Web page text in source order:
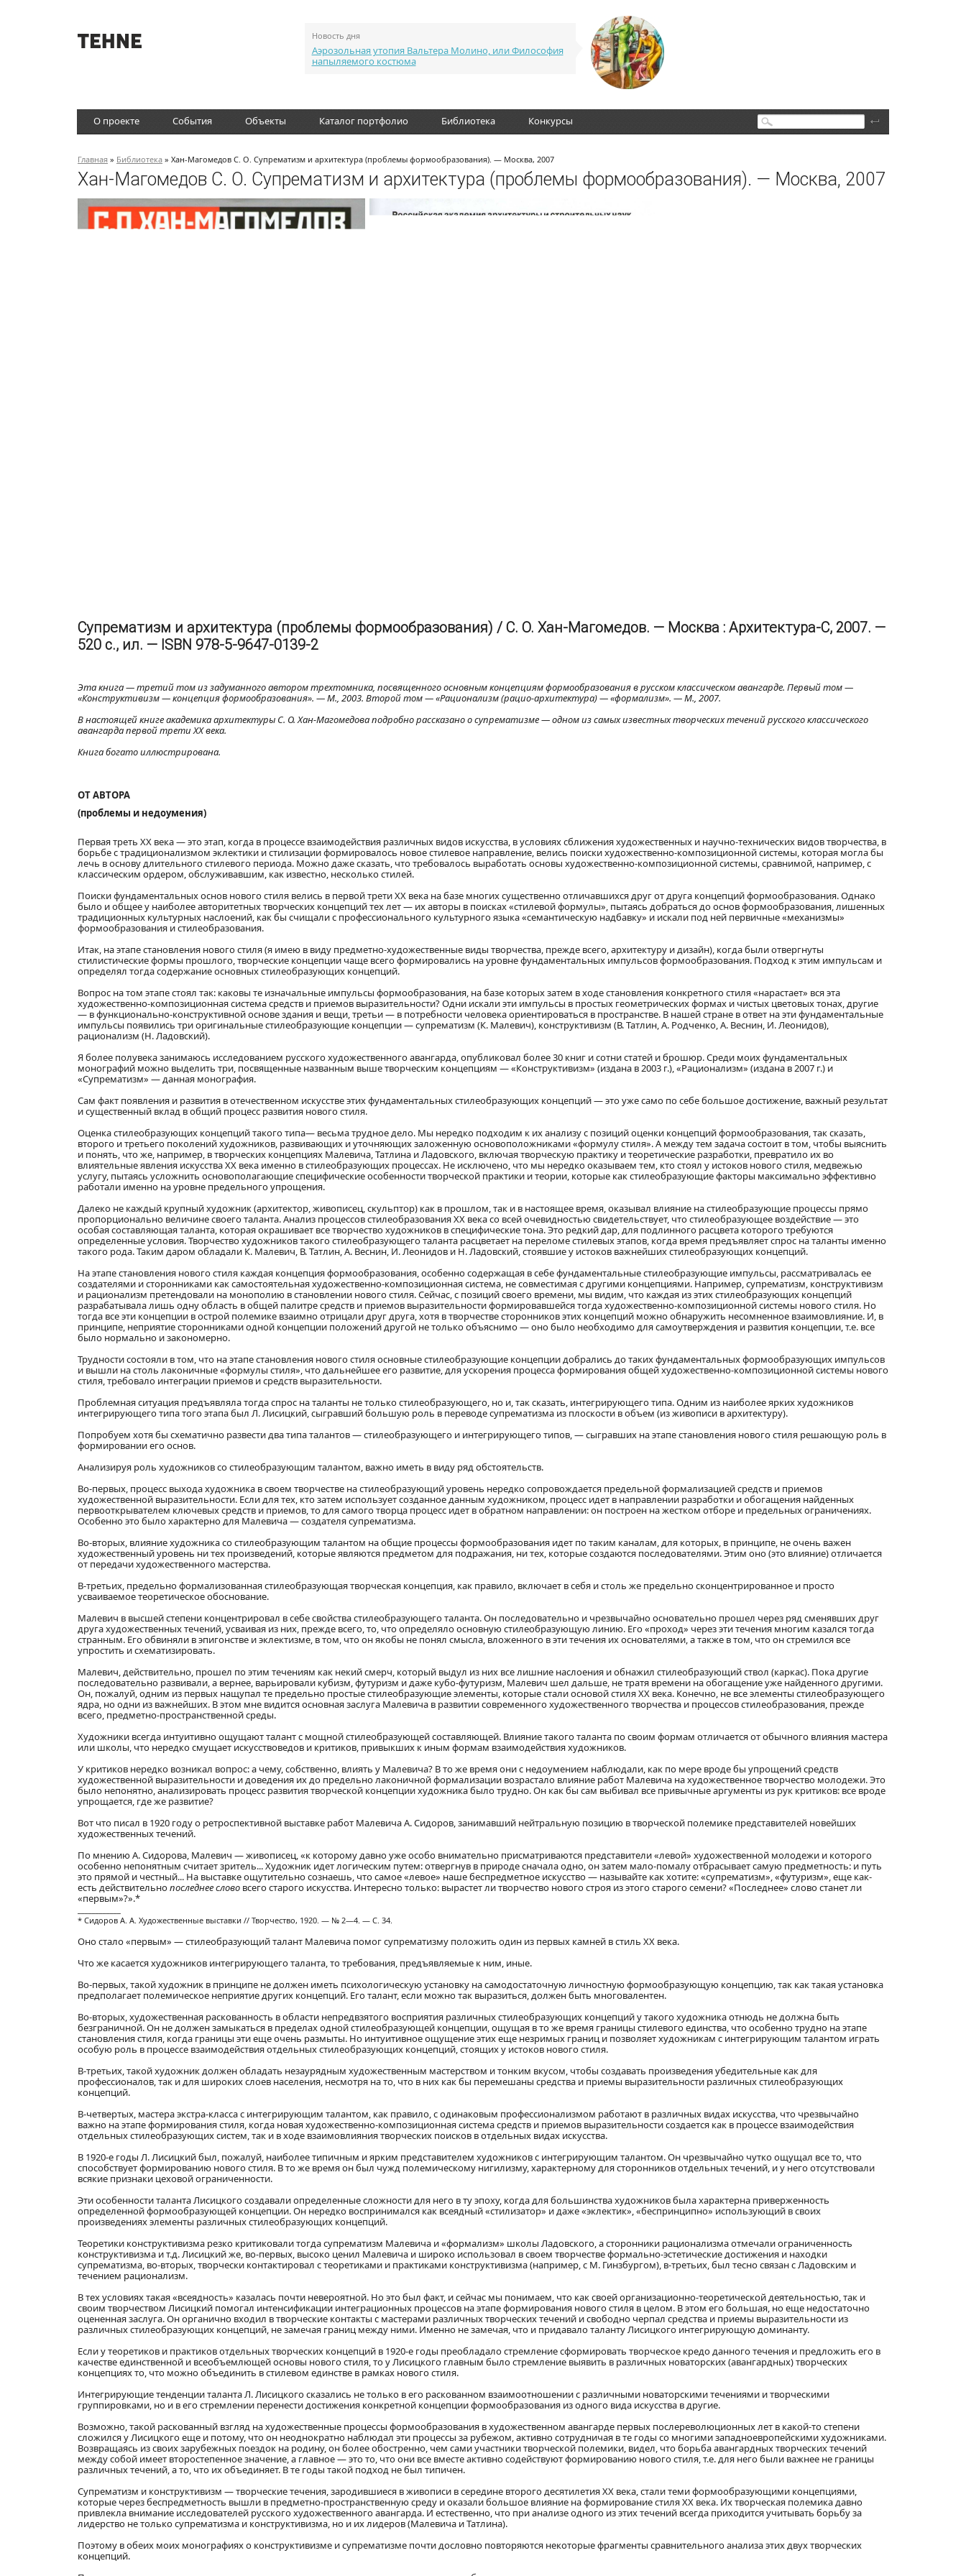
Новость дня
Аэрозольная утопия Вальтера Молино, или Философия
напыляемого костюма
О проекте События Объекты Каталог портфолио Библиотека Конкурсы Поиск
Главная » Библиотека » Хан-Магомедов С. О. Супрематизм и архитектура (проблемы формообразования). — Москва, 2007
Хан-Магомедов С. О. Супрематизм и архитектура (проблемы формообразования). — Москва, 2007
Супрематизм и архитектура (проблемы формообразования) / С. О. Хан-Магомедов. — Москва : Архитектура-С, 2007. —
520 с., ил. — ISBN 978-5-9647-0139-2
Эта книга — третий том из задуманного автором трехтомника, посвященного основным концепциям формообразования в русском классическом авангарде. Первый том —
«Конструктивизм — концепция формообразования». — М., 2003. Второй том — «Рационализм (рацио-архитектура) — «формализм». — М., 2007.
В настоящей книге академика архитектуры С. О. Хан-Магомедова подробно рассказано о супрематизме — одном из самых известных творческих течений русского классического
авангарда первой трети XX века.
Книга богато иллюстрирована.
ОТ АВТОРА
(проблемы и недоумения)
Первая треть XX века — это этап, когда в процессе взаимодействия различных видов искусства, в условиях сближения художественных и научно-технических видов творчества, в
борьбе с традиционализмом эклектики и стилизации формировалось новое стилевое направление, велись поиски художественно-композиционной системы, которая могла бы
лечь в основу длительного стилевого периода. Можно даже сказать, что требовалось выработать основы художественно-композиционной системы, сравнимой, например, с
классическим ордером, обслуживавшим, как известно, несколько стилей.
Поиски фундаментальных основ нового стиля велись в первой трети XX века на базе многих существенно отличавшихся друг от друга концепций формообразования. Однако
было и общее у наиболее авторитетных творческих концепций тех лет — их авторы в поисках «стилевой формулы», пытаясь добраться до основ формообразования, лишенных
традиционных культурных наслоений, как бы счищали с профессионального культурного языка «семантическую надбавку» и искали под ней первичные «механизмы»
формообразования и стилеобразования.
Итак, на этапе становления нового стиля (я имею в виду предметно-художественные виды творчества, прежде всего, архитектуру и дизайн), когда были отвергнуты
стилистические формы прошлого, творческие концепции чаще всего формировались на уровне фундаментальных импульсов формообразования. Подход к этим импульсам и
определял тогда содержание основных стилеобразующих концепций.
Вопрос на том этапе стоял так: каковы те изначальные импульсы формообразования, на базе которых затем в ходе становления конкретного стиля «нарастает» вся эта
художественно-композиционная система средств и приемов выразительности? Одни искали эти импульсы в простых геометрических формах и чистых цветовых тонах, другие
— в функционально-конструктивной основе здания и вещи, третьи — в потребности человека ориентироваться в пространстве. В нашей стране в ответ на эти фундаментальные
импульсы появились три оригинальные стилеобразующие концепции — супрематизм (К. Малевич), конструктивизм (В. Татлин, А. Родченко, А. Веснин, И. Леонидов),
рационализм (Н. Ладовский).
Я более полувека занимаюсь исследованием русского художественного авангарда, опубликовал более 30 книг и сотни статей и брошюр. Среди моих фундаментальных
монографий можно выделить три, посвященные названным выше творческим концепциям — «Конструктивизм» (издана в 2003 г.), «Рационализм» (издана в 2007 г.) и
«Супрематизм» — данная монография.
Сам факт появления и развития в отечественном искусстве этих фундаментальных стилеобразующих концепций — это уже само по себе большое достижение, важный результат
и существенный вклад в общий процесс развития нового стиля.
Оценка стилеобразующих концепций такого типа— весьма трудное дело. Мы нередко подходим к их анализу с позиций оценки концепций формообразования, так сказать,
второго и третьего поколений художников, развивающих и уточняющих заложенную основоположниками «формулу стиля». А между тем задача состоит в том, чтобы выяснить
и понять, что же, например, в творческих концепциях Малевича, Татлина и Ладовского, включая творческую практику и теоретические разработки, превратило их во
влиятельные явления искусства XX века именно в стилеобразующих процессах. Не исключено, что мы нередко оказываем тем, кто стоял у истоков нового стиля, медвежью
услугу, пытаясь усложнить основополагающие специфические особенности творческой практики и теории, которые как стилеобразующие факторы максимально эффективно
работали именно на уровне предельного упрощения.
Далеко не каждый крупный художник (архитектор, живописец, скульптор) как в прошлом, так и в настоящее время, оказывал влияние на стилеобразующие процессы прямо
пропорционально величине своего таланта. Анализ процессов стилеобразования XX века со всей очевидностью свидетельствует, что стилеобразующее воздействие — это
особая составляющая таланта, которая окрашивает все творчество художников в специфические тона. Это редкий дар, для подлинного расцвета которого требуются
определенные условия. Творчество художников такого стилеобразующего таланта расцветает на переломе стилевых этапов, когда время предъявляет спрос на таланты именно
такого рода. Таким даром обладали К. Малевич, В. Татлин, А. Веснин, И. Леонидов и Н. Ладовский, стоявшие у истоков важнейших стилеобразующих концепций.
На этапе становления нового стиля каждая концепция формообразования, особенно содержащая в себе фундаментальные стилеобразующие импульсы, рассматривалась ее
создателями и сторонниками как самостоятельная художественно-композиционная система, не совместимая с другими концепциями. Например, супрематизм, конструктивизм
и рационализм претендовали на монополию в становлении нового стиля. Сейчас, с позиций своего времени, мы видим, что каждая из этих стилеобразующих концепций
разрабатывала лишь одну область в общей палитре средств и приемов выразительности формировавшейся тогда художественно-композиционной системы нового стиля. Но
тогда все эти концепции в острой полемике взаимно отрицали друг друга, хотя в творчестве сторонников этих концепций можно обнаружить несомненное взаимовлияние. И, в
принципе, неприятие сторонниками одной концепции положений другой не только объяснимо — оно было необходимо для самоутверждения и развития концепции, т.е. все
было нормально и закономерно.
Трудности состояли в том, что на этапе становления нового стиля основные стилеобразующие концепции добрались до таких фундаментальных формообразующих импульсов
и вышли на столь лаконичные «формулы стиля», что дальнейшее его развитие, для ускорения процесса формирования общей художественно-композиционной системы нового
стиля, требовало интеграции приемов и средств выразительности.
Проблемная ситуация предъявляла тогда спрос на таланты не только стилеобразующего, но и, так сказать, интегрирующего типа. Одним из наиболее ярких художников
интегрирующего типа того этапа был Л. Лисицкий, сыгравший большую роль в переводе супрематизма из плоскости в объем (из живописи в архитектуру).
Попробуем хотя бы схематично развести два типа талантов — стилеобразующего и интегрирующего типов, — сыгравших на этапе становления нового стиля решающую роль в
формировании его основ.
Анализируя роль художников со стилеобразующим талантом, важно иметь в виду ряд обстоятельств.
Во-первых, процесс выхода художника в своем творчестве на стилеобразующий уровень нередко сопровождается предельной формализацией средств и приемов
художественной выразительности. Если для тех, кто затем использует созданное данным художником, процесс идет в направлении разработки и обогащения найденных
первооткрывателем ключевых средств и приемов, то для самого творца процесс идет в обратном направлении: он построен на жестком отборе и предельных ограничениях.
Особенно это было характерно для Малевича — создателя супрематизма.
Во-вторых, влияние художника со стилеобразующим талантом на общие процессы формообразования идет по таким каналам, для которых, в принципе, не очень важен
художественный уровень ни тех произведений, которые являются предметом для подражания, ни тех, которые создаются последователями. Этим оно (это влияние) отличается
от передачи художественного мастерства.
В-третьих, предельно формализованная стилеобразующая творческая концепция, как правило, включает в себя и столь же предельно сконцентрированное и просто
усваиваемое теоретическое обоснование.
Малевич в высшей степени концентрировал в себе свойства стилеобразующего таланта. Он последовательно и чрезвычайно основательно прошел через ряд сменявших друг
друга художественных течений, усваивая из них, прежде всего, то, что определяло основную стилеобразующую линию. Его «проход» через эти течения многим казался тогда
странным. Его обвиняли в эпигонстве и эклектизме, в том, что он якобы не понял смысла, вложенного в эти течения их основателями, а также в том, что он стремился все
упростить и схематизировать.
Малевич, действительно, прошел по этим течениям как некий смерч, который выдул из них все лишние наслоения и обнажил стилеобразующий ствол (каркас). Пока другие
последовательно развивали, а вернее, варьировали кубизм, футуризм и даже кубо-футуризм, Малевич шел дальше, не тратя времени на обогащение уже найденного другими.
Он, пожалуй, одним из первых нащупал те предельно простые стилеобразующие элементы, которые стали основой стиля XX века. Конечно, не все элементы стилеобразующего
ядра, но одни из важнейших. В этом мне видится основная заслуга Малевича в развитии современного художественного творчества и процессов стилеобразования, прежде
всего, предметно-пространственной среды.
Художники всегда интуитивно ощущают талант с мощной стилеобразующей составляющей. Влияние такого таланта по своим формам отличается от обычного влияния мастера
или школы, что нередко смущает искусствоведов и критиков, привыкших к иным формам взаимодействия художников.
У критиков нередко возникал вопрос: а чему, собственно, влиять у Малевича? В то же время они с недоумением наблюдали, как по мере вроде бы упрощений средств
художественной выразительности и доведения их до предельно лаконичной формализации возрастало влияние работ Малевича на художественное творчество молодежи. Это
было непонятно, анализировать процесс развития творческой концепции художника было трудно. Он как бы сам выбивал все привычные аргументы из рук критиков: все вроде
упрощается, где же развитие?
Вот что писал в 1920 году о ретроспективной выставке работ Малевича А. Сидоров, занимавший нейтральную позицию в творческой полемике представителей новейших
художественных течений.
По мнению А. Сидорова, Малевич — живописец, «к которому давно уже особо внимательно присматриваются представители «левой» художественной молодежи и которого
особенно непонятным считает зритель... Художник идет логическим путем: отвергнув в природе сначала одно, он затем мало-помалу отбрасывает самую предметность: и путь
это прямой и честный... На выставке ощутительно сознаешь, что самое «левое» наше беспредметное искусство — называйте как хотите: «супрематизм», «футуризм», еще как-
есть действительнопоследнее слово всего старого искусства. Интересно только: вырастет ли творчество нового строя из этого старого семени? «Последнее» слово станет ли
«первым»?».*
* Сидоров А. А. Художественные выставки // Творчество, 1920. — № 2—4. — С. 34.
Оно стало «первым» — стилеобразующий талант Малевича помог супрематизму положить один из первых камней в стиль XX века.
Что же касается художников интегрирующего таланта, то требования, предъявляемые к ним, иные.
Во-первых, такой художник в принципе не должен иметь психологическую установку на самодостаточную личностную формообразующую концепцию, так как такая установка
предполагает полемическое неприятие других концепций. Его талант, если можно так выразиться, должен быть многовалентен.
Во-вторых, художественная раскованность в области непредвзятого восприятия различных стилеобразующих концепций у такого художника отнюдь не должна быть
безграничной. Он не должен замыкаться в пределах одной стилеобразующей концепции, ощущая в то же время границы стилевого единства, что особенно трудно на этапе
становления стиля, когда границы эти еще очень размыты. Но интуитивное ощущение этих еще незримых границ и позволяет художникам с интегрирующим талантом играть
особую роль в процессе взаимодействия отдельных стилеобразующих концепций, стоящих у истоков нового стиля.
В-третьих, такой художник должен обладать незаурядным художественным мастерством и тонким вкусом, чтобы создавать произведения убедительные как для
профессионалов, так и для широких слоев населения, несмотря на то, что в них как бы перемешаны средства и приемы выразительности различных стилеобразующих
концепций.
В-четвертых, мастера экстра-класса с интегрирующим талантом, как правило, с одинаковым профессионализмом работают в различных видах искусства, что чрезвычайно
важно на этапе формирования стиля, когда новая художественно-композиционная система средств и приемов выразительности создается как в процессе взаимодействия
отдельных стилеобразующих систем, так и в ходе взаимовлияния творческих поисков в отдельных видах искусства.
В 1920-е годы Л. Лисицкий был, пожалуй, наиболее типичным и ярким представителем художников с интегрирующим талантом. Он чрезвычайно чутко ощущал все то, что
способствует формированию нового стиля. В то же время он был чужд полемическому нигилизму, характерному для сторонников отдельных течений, и у него отсутствовали
всякие признаки цеховой ограниченности.
Эти особенности таланта Лисицкого создавали определенные сложности для него в ту эпоху, когда для большинства художников была характерна приверженность
определенной формообразующей концепции. Он нередко воспринимался как всеядный «стилизатор» и даже «эклектик», «беспринципно» использующий в своих
произведениях элементы различных стилеобразующих концепций.
Теоретики конструктивизма резко критиковали тогда супрематизм Малевича и «формализм» школы Ладовского, а сторонники рационализма отмечали ограниченность
конструктивизма и т.д. Лисицкий же, во-первых, высоко ценил Малевича и широко использовал в своем творчестве формально-эстетические достижения и находки
супрематизма, во-вторых, творчески контактировал с теоретиками и практиками конструктивизма (например, с М. Гинзбургом), в-третьих, был тесно связан с Ладовским и
течением рационализм.
В тех условиях такая «всеядность» казалась почти невероятной. Но это был факт, и сейчас мы понимаем, что как своей организационно-теоретической деятельностью, так и
своим творчеством Лисицкий помогал интенсификации интеграционных процессов на этапе формирования нового стиля в целом. В этом его большая, но еще недостаточно
оцененная заслуга. Он органично входил в творческие контакты с мастерами различных творческих течений и свободно черпал средства и приемы выразительности из
различных стилеобразующих концепций, не замечая границ между ними. Именно не замечая, что и придавало таланту Лисицкого интегрирующую доминанту.
Если у теоретиков и практиков отдельных творческих концепций в 1920-е годы преобладало стремление сформировать творческое кредо данного течения и предложить его в
качестве единственной и всеобъемлющей основы нового стиля, то у Лисицкого главным было стремление выявить в различных новаторских (авангардных) творческих
концепциях то, что можно объединить в стилевом единстве в рамках нового стиля.
Интегрирующие тенденции таланта Л. Лисицкого сказались не только в его раскованном взаимоотношении с различными новаторскими течениями и творческими
группировками, но и в его стремлении перенести достижения конкретной концепции формообразования из одного вида искусства в другие.
Возможно, такой раскованный взгляд на художественные процессы формообразования в художественном авангарде первых послереволюционных лет в какой-то степени
сложился у Лисицкого еще и потому, что он неоднократно наблюдал эти процессы за рубежом, активно сотрудничая в те годы со многими западноевропейскими художниками.
Возвращаясь из своих зарубежных поездок на родину, он более обостренно, чем сами участники творческой полемики, видел, что борьба авангардных творческих течений
между собой имеет второстепенное значение, а главное — это то, что они все вместе активно содействуют формированию нового стиля, т.е. для него были важнее не границы
различных течений, а то, что их объединяет. В те годы такой подход не был типичен.
Супрематизм и конструктивизм — творческие течения, зародившиеся в живописи в середине второго десятилетия XX века, стали теми формообразующими концепциями,
которые через беспредметность вышли в предметно-пространственную среду и оказали большое влияние на формирование стиля XX века. Их творческая полемика давно
привлекла внимание исследователей русского художественного авангарда. И естественно, что при анализе одного из этих течений всегда приходится учитывать борьбу за
лидерство не только супрематизма и конструктивизма, но и их лидеров (Малевича и Татлина).
Поэтому в обеих моих монографиях о конструктивизме и супрематизме почти дословно повторяются некоторые фрагменты сравнительного анализа этих двух творческих
концепций.